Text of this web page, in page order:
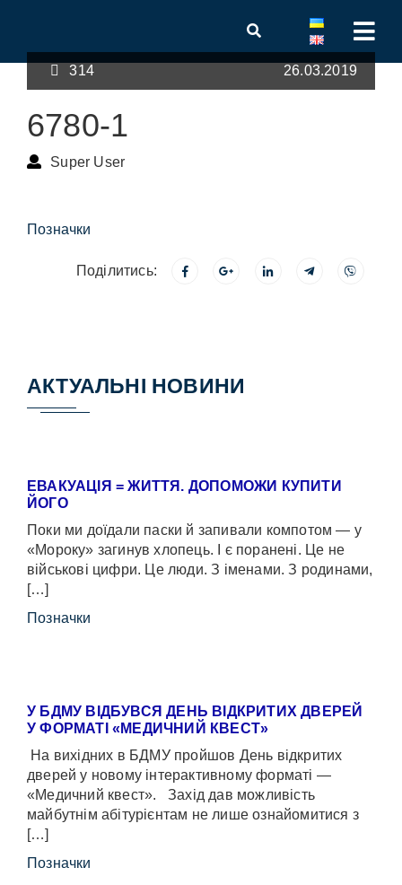
314 26.03.2019
6780-1
Super User
Позначки
Поділитись:
АКТУАЛЬНІ НОВИНИ
ЕВАКУАЦІЯ = ЖИТТЯ. ДОПОМОЖИ КУПИТИ
ЙОГО
Поки ми доїдали паски й запивали компотом — у
«Мороку» загинув хлопець. І є поранені. Це не
військові цифри. Це люди. З іменами. З родинами,
[…]
Позначки
У БДМУ ВІДБУВСЯ ДЕНЬ ВІДКРИТИХ ДВЕРЕЙ
У ФОРМАТІ «МЕДИЧНИЙ КВЕСТ»
На вихідних в БДМУ пройшов День відкритих
дверей у новому інтерактивному форматі —
«Медичний квест». Захід дав можливість
майбутнім абітурієнтам не лише ознайомитися з
[…]
Позначки